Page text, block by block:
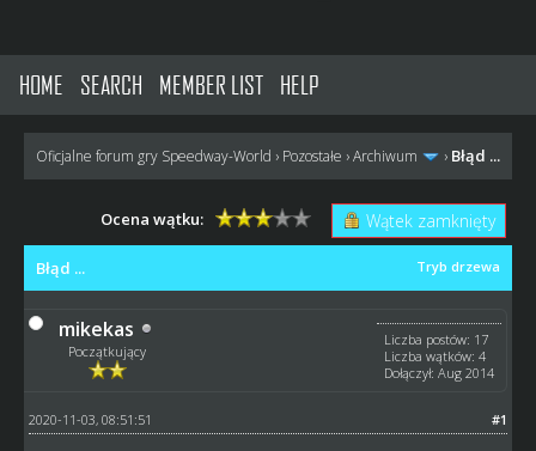
HOME SEARCH MEMBER LIST HELP
Oficjalne forum gry Speedway-World › Pozostałe ›Archiwum › Błąd ...
Wątek zamknięty
Ocena wątku:
Tryb drzewa
Błąd ...
mikekas
Początkujący
Liczba postów: 17
Liczba wątków: 4
Dołączył: Aug 2014
#1
2020-11-03, 08:51:51